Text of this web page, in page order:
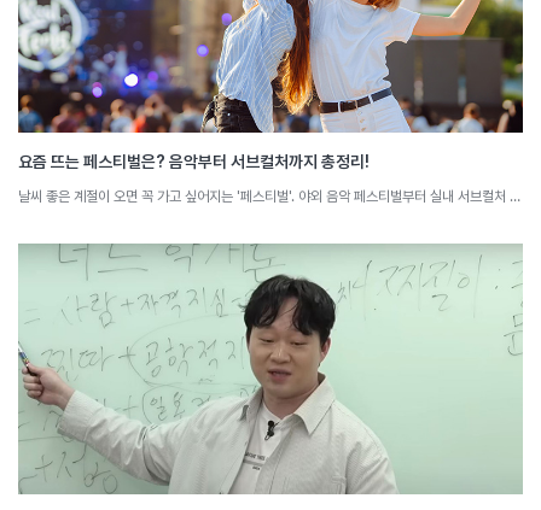
요즘 뜨는 페스티벌은? 음악부터 서브컬처까지 총정리!
날씨 좋은 계절이 오면 꼭 가고 싶어지는 '페스티벌'. 야외 음악 페스티벌부터 실내 서브컬처 페스티벌까지, 행사마다 가진 속성들이 존재합니다. 요즘 뜨는 페스티벌과 그 특징을 소셜 빅데이터로 분석해 봅니다.